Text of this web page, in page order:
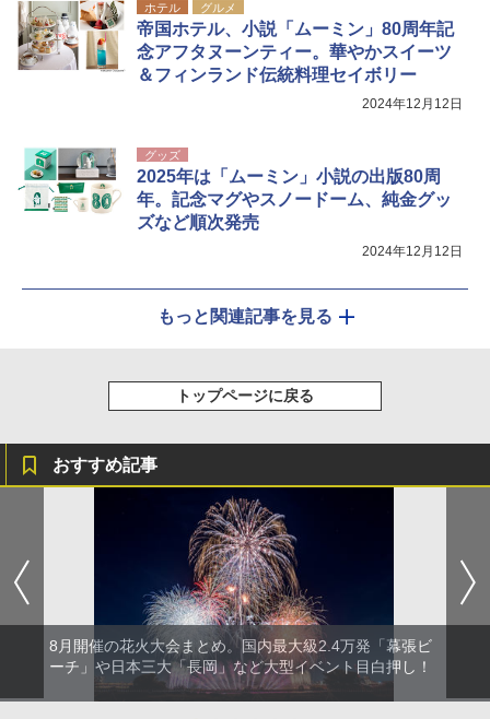
ホテル グルメ
帝国ホテル、小説「ムーミン」80周年記
念アフタヌーンティー。華やかスイーツ
＆フィンランド伝統料理セイボリー
2024年12月12日
グッズ
2025年は「ムーミン」小説の出版80周
年。記念マグやスノードーム、純金グッ
ズなど順次発売
2024年12月12日
もっと関連記事を見る
トップページに戻る
おすすめ記事
8月開催の花火大会まとめ。国内最大級2.4万発「幕張ビ
ーチ」や日本三大「長岡」など大型イベント目白押し！